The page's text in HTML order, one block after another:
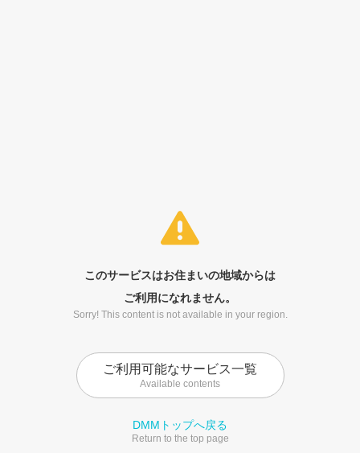
このサービスはお住まいの地域からは
ご利用になれません。
Sorry! This content is not available in your region.
ご利用可能なサービス一覧
Available contents
DMMトップへ戻る
Return to the top page